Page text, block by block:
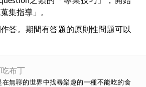
集指導」。
答。期間有答題的原則性問題可以
布丁
在無聊的世界中找尋樂趣的一種不能吃的食